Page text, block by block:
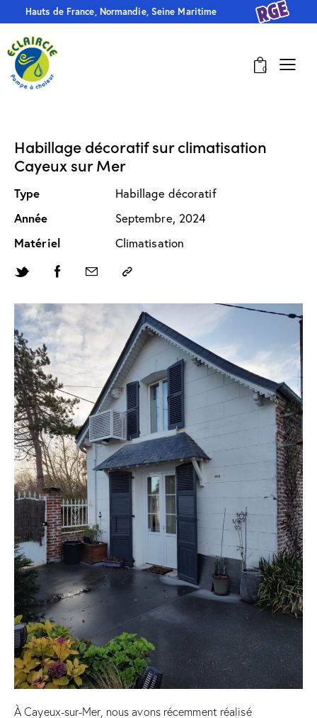
Hauts de France, Normandie, Seine Maritime
0
Habillage décoratif sur climatisation
Cayeux sur Mer
Type Habillage décoratif
Année Septembre, 2024
Matériel Climatisation
À Cayeux-sur-Mer, nous avons récemment réalisé